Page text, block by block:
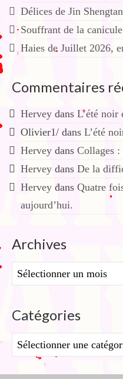
Délices de Jin Shengtan
Souffrant de la canicule
Haies de Juillet 2026,
Commentaires
Hervey dans L’été noir
Olivier1/ dans L’été
Hervey dans Collages
Hervey dans De la
Hervey dans Quatre
aujourd’hui.
Archives
Archives
Catégories
Catégories